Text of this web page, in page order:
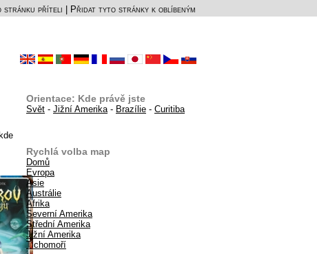
stránku příteli Přidat tyto stránky k oblíbeným
Orientace: Kde právě jste
Svět - Jižní Amerika- Brazílie - Curitiba
Rychlá volba map
Domů
Evropa
Asie
Austrálie
Afrika
Severní Amerika
Střední Amerika
Jižní Amerika
Tichomoří